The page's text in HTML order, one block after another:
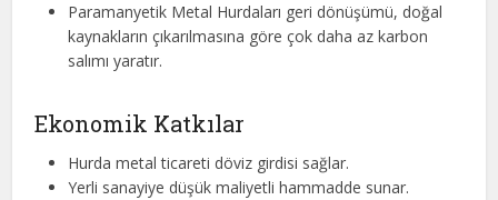
Paramanyetik Metal Hurdaları geri dönüşümü, doğal
kaynakların çıkarılmasına göre çok daha az karbon
salımı yaratır.
Ekonomik Katkılar
Hurda metal ticareti döviz girdisi sağlar.
Yerli sanayiye düşük maliyetli hammadde sunar.